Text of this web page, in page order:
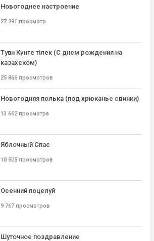
Новогоднее настроение
27 291 просмотр
Туған Күнге тілек (С днем рождения на
казахском)
25 866 просмотров
Новогодняя полька (под хрюканье свинки)
13 662 просмотра
Яблочный Спас
10 505 просмотров
Осенний поцелуй
9 767 просмотров
Шуточное поздравление